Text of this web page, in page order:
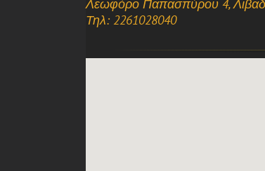
Λεωφόρο Παπασπύρου 4,
Τηλ: 2261028040